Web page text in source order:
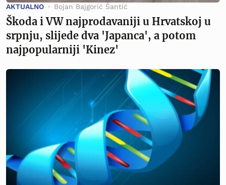
AKTUALNO Bojan Bajgorić Šantić
Škoda i VW najprodavaniji u Hrvatskoj u
srpnju, slijede dva 'Japanca', a potom
najpopularniji 'Kinez'